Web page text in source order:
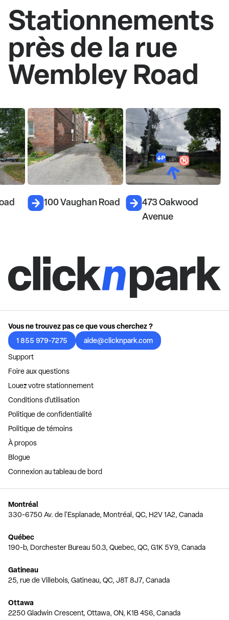
Stationnements
près de la rue
Wembley Road
100 Vaughan Road
473 Oakwood
Avenue
Vous ne trouvez pas ce que vous cherchez ?
1 855 979-7275
aide@clicknpark.com
Support
Foire aux questions
Louez votre stationnement
Conditions d'utilisation
Politique de confidentialité
Politique de témoins
À propos
Blogue
Connexion au tableau de bord
Montréal
330-6750 Av. de l'Esplanade, Montréal, QC, H2V 1A2, Canada
Québec
190-b, Dorchester Bureau 50.3, Quebec, QC, G1K 5Y9, Canada
Gatineau
25, rue de Villebois, Gatineau, QC, J8T 8J7, Canada
Ottawa
2250 Gladwin Crescent, Ottawa, ON, K1B 4S6, Canada